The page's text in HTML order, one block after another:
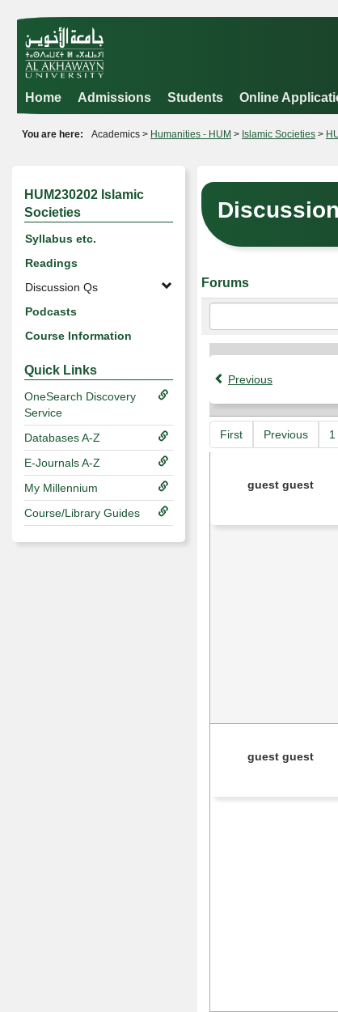
Skip
to
content
Home Admissions Students Online
You are here: Academics Humanities - HUM Islamic Societies
HUM230202 Islamic
Societies
Syllabus etc.
Readings
Discussion Qs
Podcasts
Course Information
Quick Links
OneSearch Discovery
Service
Databases A-Z
E-Journals A-Z
My Millennium
Course/Library Guides
Forums
text
to
search
for
forums
Previous
First Previous 1
guest guest
guest guest